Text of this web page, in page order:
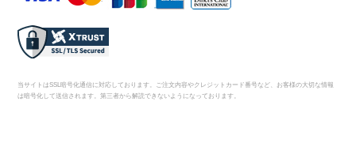
当サイトはSSL暗号化通信に対応しております。ご注文内容やクレジットカード番号など、お客様の大切な情報
は暗号化して送信されます。第三者から解読できないようになっております。